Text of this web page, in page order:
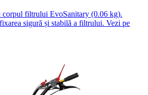
corpul filtrului EvoSanitary (0.06 kg).
sigură și stabilă a filtrului. Vezi pe